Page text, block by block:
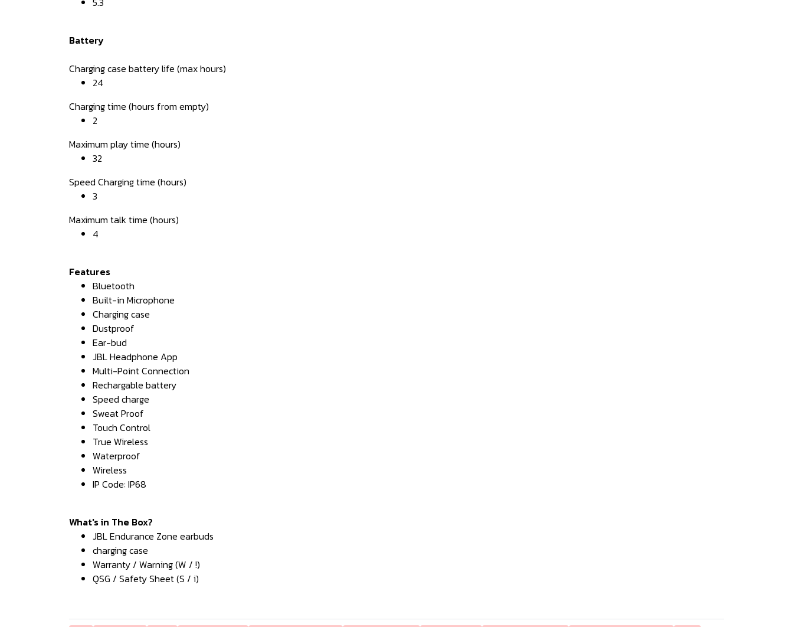
Battery
Charging case battery life (max hours)
24
Charging time (hours from empty)
2
Maximum play time (hours)
32
Speed Charging time (hours)
3
Maximum talk time (hours)
4
Features
Bluetooth
Built-in Microphone
Charging case
Dustproof
Ear-bud
JBL Headphone App
Multi-Point Connection
Rechargable battery
Speed charge
Sweat Proof
Touch Control
True Wireless
Waterproof
Wireless
IP Code: IP68
What's in The Box?
JBL Endurance Zone earbuds
charging case
Warranty / Warning (W / !)
QSG / Safety Sheet (S / i)